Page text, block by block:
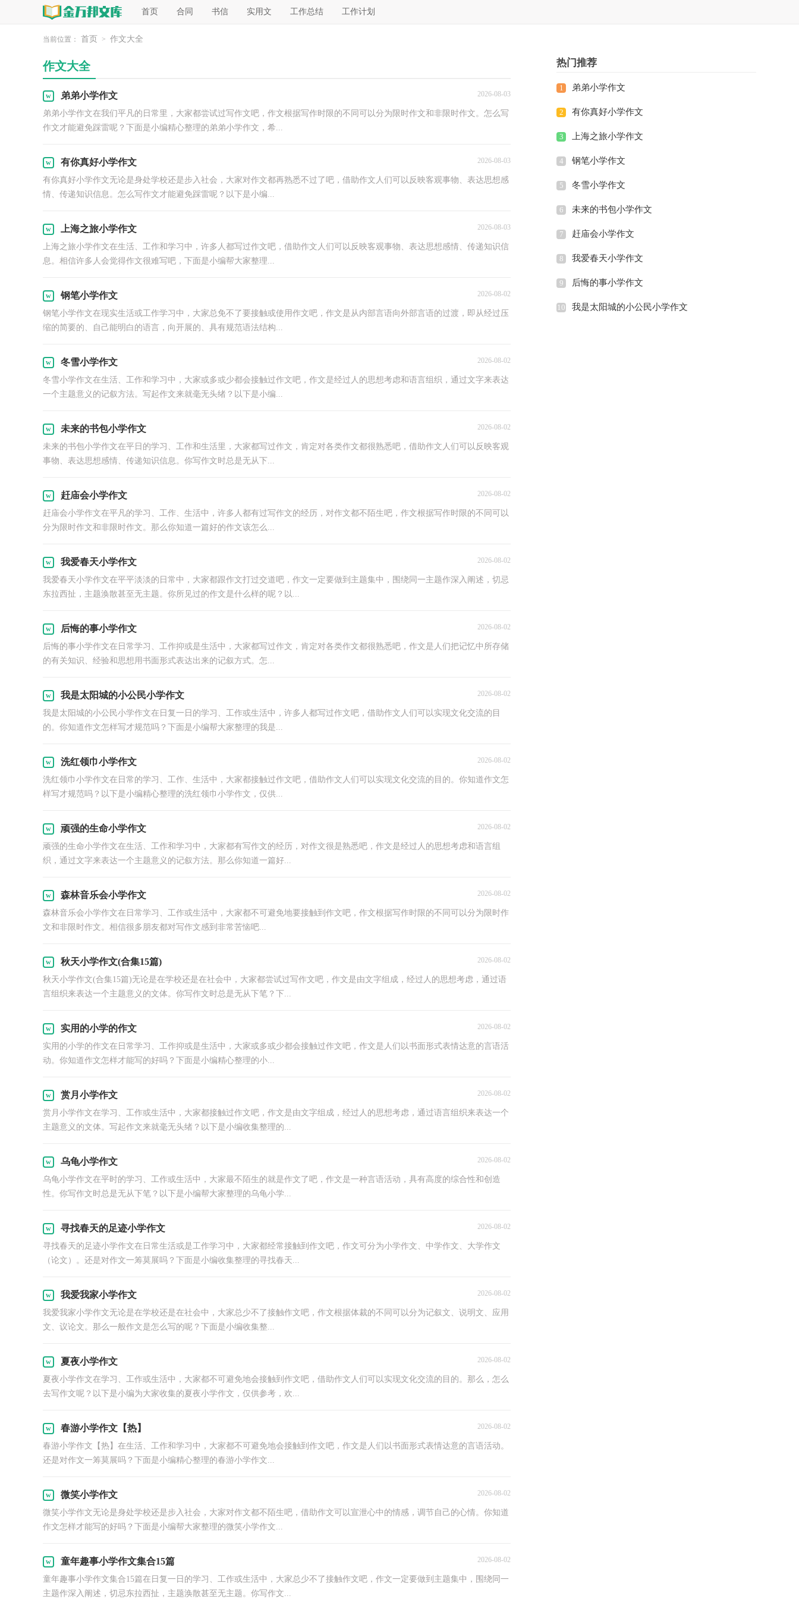
首页 合同 书信 实用文 工作总结 工作计划
当前位置： 首页 > 作文大全
作文大全
弟弟小学作文 2026-08-03
弟弟小学作文在我们平凡的日常里，大家都尝试过写作文吧，作文根据写作时限的不同可以分为限时作文和非限时作文。怎么写
作文才能避免踩雷呢？下面是小编精心整理的弟弟小学作文，希...
有你真好小学作文 2026-08-03
有你真好小学作文无论是身处学校还是步入社会，大家对作文都再熟悉不过了吧，借助作文人们可以反映客观事物、表达思想感
情、传递知识信息。怎么写作文才能避免踩雷呢？以下是小编...
上海之旅小学作文 2026-08-03
上海之旅小学作文在生活、工作和学习中，许多人都写过作文吧，借助作文人们可以反映客观事物、表达思想感情、传递知识信
息。相信许多人会觉得作文很难写吧，下面是小编帮大家整理...
钢笔小学作文 2026-08-02
钢笔小学作文在现实生活或工作学习中，大家总免不了要接触或使用作文吧，作文是从内部言语向外部言语的过渡，即从经过压
缩的简要的、自己能明白的语言，向开展的、具有规范语法结构...
冬雪小学作文 2026-08-02
冬雪小学作文在生活、工作和学习中，大家或多或少都会接触过作文吧，作文是经过人的思想考虑和语言组织，通过文字来表达
一个主题意义的记叙方法。写起作文来就毫无头绪？以下是小编...
未来的书包小学作文 2026-08-02
未来的书包小学作文在平日的学习、工作和生活里，大家都写过作文，肯定对各类作文都很熟悉吧，借助作文人们可以反映客观
事物、表达思想感情、传递知识信息。你写作文时总是无从下...
赶庙会小学作文 2026-08-02
赶庙会小学作文在平凡的学习、工作、生活中，许多人都有过写作文的经历，对作文都不陌生吧，作文根据写作时限的不同可以
分为限时作文和非限时作文。那么你知道一篇好的作文该怎么...
我爱春天小学作文 2026-08-02
我爱春天小学作文在平平淡淡的日常中，大家都跟作文打过交道吧，作文一定要做到主题集中，围绕同一主题作深入阐述，切忌
东拉西扯，主题涣散甚至无主题。你所见过的作文是什么样的呢？以...
后悔的事小学作文 2026-08-02
后悔的事小学作文在日常学习、工作抑或是生活中，大家都写过作文，肯定对各类作文都很熟悉吧，作文是人们把记忆中所存储
的有关知识、经验和思想用书面形式表达出来的记叙方式。怎...
我是太阳城的小公民小学作文 2026-08-02
我是太阳城的小公民小学作文在日复一日的学习、工作或生活中，许多人都写过作文吧，借助作文人们可以实现文化交流的目
的。你知道作文怎样写才规范吗？下面是小编帮大家整理的我是...
洗红领巾小学作文 2026-08-02
洗红领巾小学作文在日常的学习、工作、生活中，大家都接触过作文吧，借助作文人们可以实现文化交流的目的。你知道作文怎
样写才规范吗？以下是小编精心整理的洗红领巾小学作文，仅供...
顽强的生命小学作文 2026-08-02
顽强的生命小学作文在生活、工作和学习中，大家都有写作文的经历，对作文很是熟悉吧，作文是经过人的思想考虑和语言组
织，通过文字来表达一个主题意义的记叙方法。那么你知道一篇好...
森林音乐会小学作文 2026-08-02
森林音乐会小学作文在日常学习、工作或生活中，大家都不可避免地要接触到作文吧，作文根据写作时限的不同可以分为限时作
文和非限时作文。相信很多朋友都对写作文感到非常苦恼吧...
秋天小学作文(合集15篇) 2026-08-02
秋天小学作文(合集15篇)无论是在学校还是在社会中，大家都尝试过写作文吧，作文是由文字组成，经过人的思想考虑，通过语
言组织来表达一个主题意义的文体。你写作文时总是无从下笔？下...
实用的小学的作文 2026-08-02
实用的小学的作文在日常学习、工作抑或是生活中，大家或多或少都会接触过作文吧，作文是人们以书面形式表情达意的言语活
动。你知道作文怎样才能写的好吗？下面是小编精心整理的小...
赏月小学作文 2026-08-02
赏月小学作文在学习、工作或生活中，大家都接触过作文吧，作文是由文字组成，经过人的思想考虑，通过语言组织来表达一个
主题意义的文体。写起作文来就毫无头绪？以下是小编收集整理的...
乌龟小学作文 2026-08-02
乌龟小学作文在平时的学习、工作或生活中，大家最不陌生的就是作文了吧，作文是一种言语活动，具有高度的综合性和创造
性。你写作文时总是无从下笔？以下是小编帮大家整理的乌龟小学...
寻找春天的足迹小学作文 2026-08-02
寻找春天的足迹小学作文在日常生活或是工作学习中，大家都经常接触到作文吧，作文可分为小学作文、中学作文、大学作文
（论文）。还是对作文一筹莫展吗？下面是小编收集整理的寻找春天...
我爱我家小学作文 2026-08-02
我爱我家小学作文无论是在学校还是在社会中，大家总少不了接触作文吧，作文根据体裁的不同可以分为记叙文、说明文、应用
文、议论文。那么一般作文是怎么写的呢？下面是小编收集整...
夏夜小学作文 2026-08-02
夏夜小学作文在学习、工作或生活中，大家都不可避免地会接触到作文吧，借助作文人们可以实现文化交流的目的。那么，怎么
去写作文呢？以下是小编为大家收集的夏夜小学作文，仅供参考，欢...
春游小学作文【热】 2026-08-02
春游小学作文【热】在生活、工作和学习中，大家都不可避免地会接触到作文吧，作文是人们以书面形式表情达意的言语活动。
还是对作文一筹莫展吗？下面是小编精心整理的春游小学作文...
微笑小学作文 2026-08-02
微笑小学作文无论是身处学校还是步入社会，大家对作文都不陌生吧，借助作文可以宣泄心中的情感，调节自己的心情。你知道
作文怎样才能写的好吗？下面是小编帮大家整理的微笑小学作文...
童年趣事小学作文集合15篇 2026-08-02
童年趣事小学作文集合15篇在日复一日的学习、工作或生活中，大家总少不了接触作文吧，作文一定要做到主题集中，围绕同一
主题作深入阐述，切忌东拉西扯，主题涣散甚至无主题。你写作文...
热门推荐
1 弟弟小学作文
2 有你真好小学作文
3 上海之旅小学作文
4 钢笔小学作文
5 冬雪小学作文
6 未来的书包小学作文
7 赶庙会小学作文
8 我爱春天小学作文
9 后悔的事小学作文
10 我是太阳城的小公民小学作文